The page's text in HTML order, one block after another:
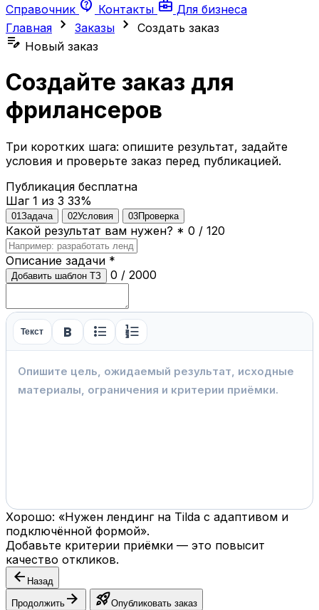
Справочник contact_support Контакты business_center Для бизнеса
Главная chevron_right Заказы chevron_right Создать заказ
edit_note Новый заказ
Создайте заказ для
фрилансеров
Три коротких шага: опишите результат, задайте
условия и проверьте заказ перед публикацией.
Публикация бесплатна
Шаг 1 из 3 33%
01 Задача 02Условия 03Проверка
Какой результат вам нужен? * 0 / 120
Описание задачи *
Добавить шаблон ТЗ 0 / 2000
Текст format_bold format_list_bulleted format_list_numbered
Хорошо: «Нужен лендинг на Tilda с адаптивом и
подключённой формой».
Добавьте критерии приёмки — это повысит
качество откликов.
arrow_back Назад
Продолжить arrow_forward rocket_launchОпубликовать заказ